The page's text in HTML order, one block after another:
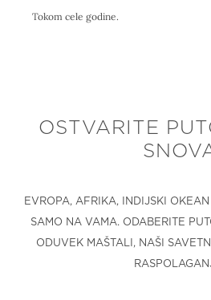
Tokom cele godine.
OSTVARITE
EVROPA, AFRIKA, INDIJSKI
SAMO NA VAMA. ODABERITE
ODUVEK MAŠTALI, NAŠI